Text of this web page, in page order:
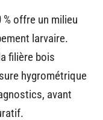
% offre un milieu
larvaire.
filière bois
hygrométrique
avant